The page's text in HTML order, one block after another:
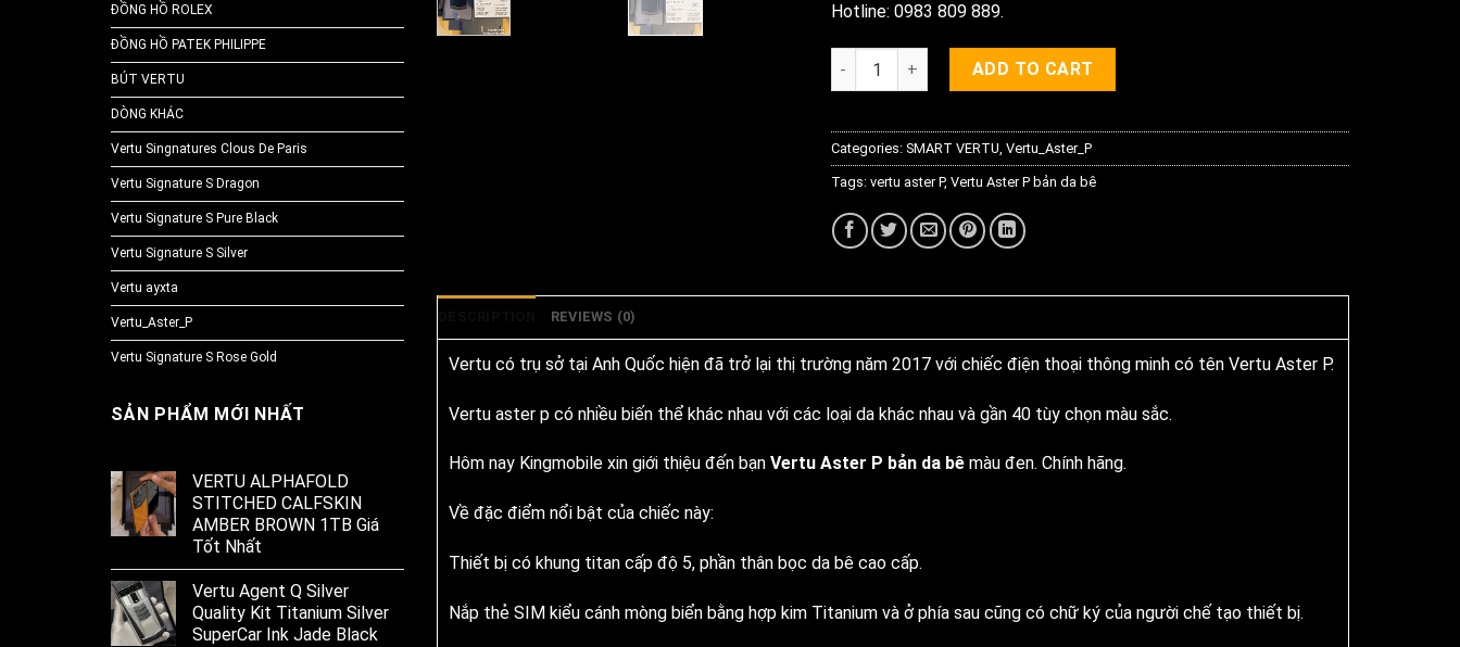
ĐỒNG HỒ ROLEX
ĐỒNG HỒ PATEK PHILIPPE
BÚT VERTU
DÒNG KHÁC
Vertu Singnatures Clous De Paris
Vertu Signature S Dragon
Vertu Signature S Pure Black
Vertu Signature S Silver
Vertu ayxta
Vertu_Aster_P
Vertu Signature S Rose Gold
SẢN PHẨM MỚI NHẤT
VERTU ALPHAFOLD
STITCHED CALFSKIN
AMBER BROWN 1TB Giá
Tốt Nhất
Vertu Agent Q Silver
Quality Kit Titanium Silver
SuperCar Ink Jade Black
Hotline: 0983 809 889.
Vertu Aster P Bản Da Bê Chính Hãng quantity
ADD TO CART
Categories: SMART VERTU Vertu_Aster_P
Tags: vertu aster P, Vertu Aster P bản da bê
REVIEWS (0)
Vertu có trụ sở tại Anh Quốc hiện đã trở lại thị trường năm 2017 với chiếc điện thoại thông minh có tên Vertu Aster P.
Vertu aster p có nhiều biến thể khác nhau với các loại da khác nhau và gần 40 tùy chọn màu sắc.
Hôm nay Kingmobile xin giới thiệu đến bạn Vertu Aster P bản da bê màu đen. Chính hãng.
Về đặc điểm nổi bật của chiếc này:
Thiết bị có khung titan cấp độ 5, phần thân bọc da bê cao cấp.
Nắp thẻ SIM kiểu cánh mòng biển bằng hợp kim Titanium và ở phía sau cũng có chữ ký của người chế tạo thiết bị.